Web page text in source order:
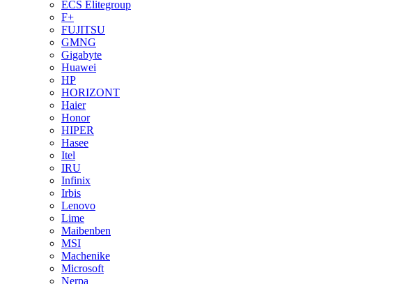
ECS Elitegroup
F+
FUJITSU
GMNG
Gigabyte
Huawei
HP
HORIZONT
Haier
Honor
HIPER
Hasee
Itel
IRU
Infinix
Irbis
Lenovo
Lime
Maibenben
MSI
Machenike
Microsoft
Nerpa